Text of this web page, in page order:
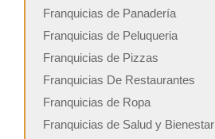
Franquicias de Panadería
Franquicias de Peluqueria
Franquicias de Pizzas
Franquicias De Restaurantes
Franquicias de Ropa
Franquicias de Salud y Bienestar